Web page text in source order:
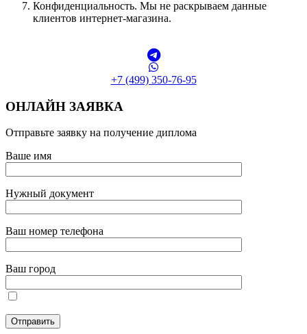
Конфиденциальность. Мы не раскрываем данные
клиентов интернет-магазина.
+7 (499) 350-76-95
ОНЛАЙН ЗАЯВКА
Отправьте заявку на получение диплома
Ваше имя
Нужный документ
Ваш номер телефона
Ваш город